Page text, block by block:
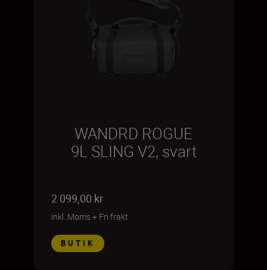
WANDRD ROGUE
9L SLING V2, svart
2 099,00 kr
inkl. Moms+ Fri frakt
BUTIK